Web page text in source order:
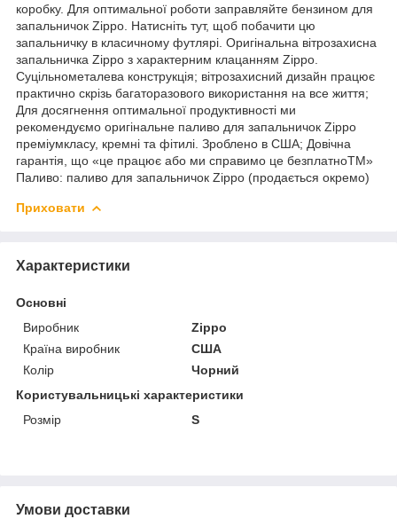
коробку. Для оптимальної роботи заправляйте бензином для
запальничок Zippo. Натисніть тут, щоб побачити цю
запальничку в класичному футлярі. Оригінальна вітрозахисна
запальничка Zippo з характерним клацанням Zippo.
Суцільнометалева конструкція; вітрозахисний дизайн працює
практично скрізь багаторазового використання на все життя;
Для досягнення оптимальної продуктивності ми
рекомендуємо оригінальне паливо для запальничок Zippo
преміумкласу, кремні та фітилі. Зроблено в США; Довічна
гарантія, що «це працює або ми справимо це безплатноTM»
Паливо: паливо для запальничок Zippo (продається окремо)
Приховати
Характеристики
Основні
Виробник
Zippo
Країна виробник
США
Колір
Чорний
Користувальницькі характеристики
Розмір
S
Умови доставки